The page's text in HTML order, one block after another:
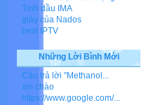
Tinh dầu IMA
giày của Nados
best IPTV
Những Lời Bình Mới
Câu trả lời "Methanol...
xin chào
https://www.google.com/...